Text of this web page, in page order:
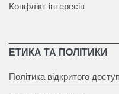
Конфлікт інтересів
ЕТИКА ТА ПОЛІТИКИ
Політика відкритого